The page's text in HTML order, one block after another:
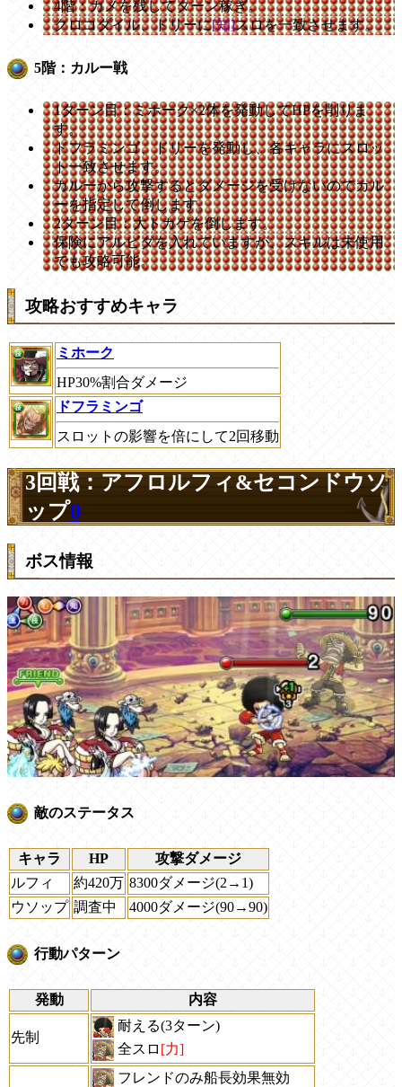
4階：カメを残してターン稼ぎ。
クロコダイル、ドリーに[知]スロを一致させます。
5階：カルー戦
1ターン目：ミホーク×2体を発動してHPを削りま
す。
ドフラミンゴ、ドリーを発動し、各キャラにスロッ
ト一致させます。
カルーから攻撃するとダメージを受けないのでカル
ーを指定して倒します。
2ターン目：大トカゲを倒します。
保険にアルビダを入れていますが、スキルは未使用
でも攻略可能。
攻略おすすめキャラ
ミホーク
HP30%割合ダメージ
ドフラミンゴ
スロットの影響を倍にして2回移動
3回戦：アフロルフィ&セコンドウソ
ップ0
ボス情報
敵のステータス
キャラ HP
攻撃ダメージ
ルフィ
約420万 8300ダメージ(2→1)
ウソップ 調査中 4000ダメージ(90→90)
行動パターン
発動 内容
先制
耐える(3ターン)
全スロ [力]
フレンドのみ船長効果無効